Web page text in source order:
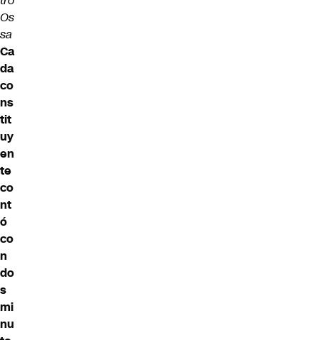
Os
sa
Ca
da
co
ns
tit
uy
en
te
co
nt
ó
co
n
do
s
mi
nu